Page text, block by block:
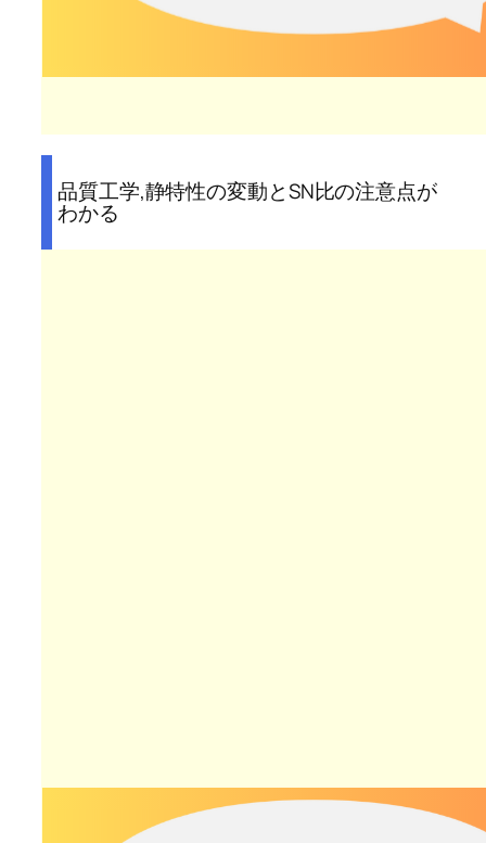
品質工学,静特性の変動とSN比の注意点が
わかる